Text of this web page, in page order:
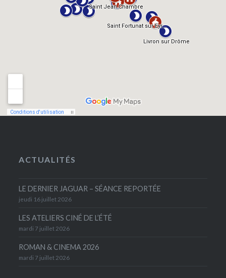
ACTUALITÉS
LE DERNIER JAGUAR – SÉANCE REPORTÉE
jeudi 16 juillet 2026
LES ATELIERS CINÉ DE L’ÉTÉ
mardi 7 juillet 2026
ROMAN & CINEMA 2026
mardi 7 juillet 2026